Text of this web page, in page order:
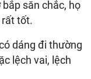
săn chắc, họ
rất tốt.
dáng đi thường
lệch vai, lệch